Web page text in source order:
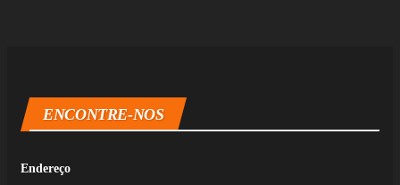
ENCONTRE-NOS
Endereço